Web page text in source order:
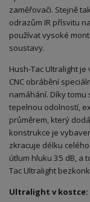
zaměřovači. Stejně
odrazům IR přísvitu
používat vysoké
soustavy.
Hush-Tac Ultralight
CNC obrábění
namáhání. Díky tomu
tepelnou odolností,
průměrem, který
konstrukce je
zkracuje délku
útlum hluku 35 dB, a
Tac Ultralight
Ultralight v kostce: